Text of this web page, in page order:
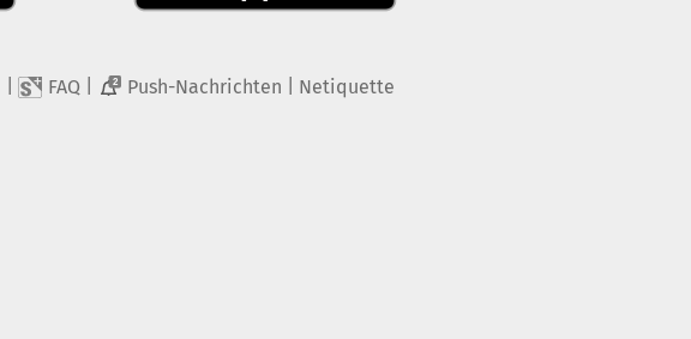
FAQ 2 Push-Nachrichten Netiquette